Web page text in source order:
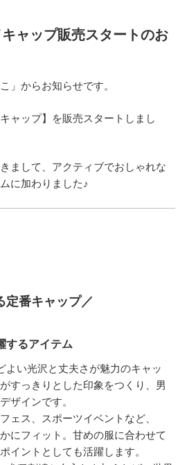
ャップ販売スタートのお
」からお知らせです。
ャップ】を販売スタートしまし
まして、アクティブでおしゃれな
に加わりました♪
定番キャップ／
するアイテム
よい光沢と丈夫さが魅力のキャッ
すっきりとした印象をつくり、男
ザインです。
ェス、スポーツイベントなど、
にフィット。甘めの服に合わせて
イントとしても活躍します。